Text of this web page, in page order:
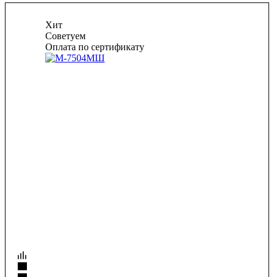
Хит
Советуем
Оплата по сертификату